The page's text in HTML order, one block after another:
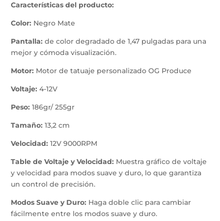
Características del producto:
Color: Negro Mate
Pantalla: de color degradado de 1,47 pulgadas para una
mejor y cómoda visualización.
Motor: Motor de tatuaje personalizado OG Produce
Voltaje: 4-12V
Peso: 186gr/ 255gr
Tamaño: 13,2 cm
Velocidad: 12V 9000RPM
Table de Voltaje y Velocidad: Muestra gráfico de voltaje
y velocidad para modos suave y duro, lo que garantiza
un control de precisión.
Modos Suave y Duro: Haga doble clic para cambiar
fácilmente entre los modos suave y duro.